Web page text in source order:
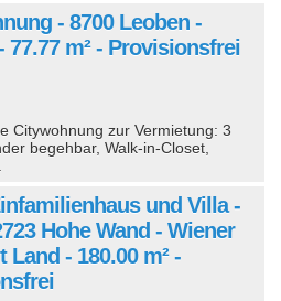
- 8700 Leoben -
77.77 m² - Provisionsfrei
Citywohnung zur Vermietung: 3
begehbar, Walk-in-Closet,
und Villa -
Hohe Wand - Wiener
Land - 180.00 m² -